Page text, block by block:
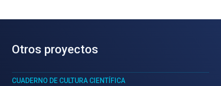
Otros proyectos
CUADERNO DE CULTURA CIENTÍFICA